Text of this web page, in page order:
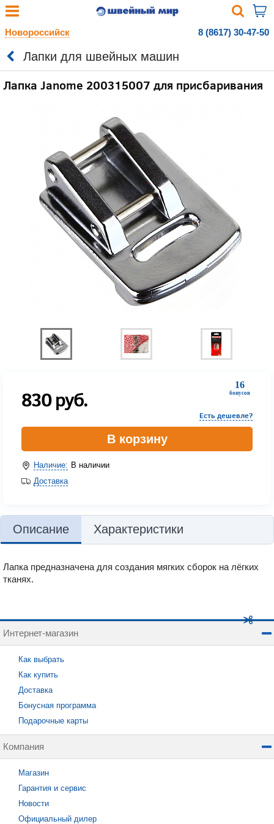
Новороссийск 8 (8617) 30-47-50
Лапки для швейных машин
Лапка Janome 200315007 для присбаривания
16
бонусов
830руб.
Есть дешевле?
В корзину
Наличие: В наличии
Доставка
Описание Характеристики
Лапка предназначена для создания мягких сборок на лёгких
тканях.
Интернет-магазин
Как выбрать
Как купить
Доставка
Бонусная программа
Подарочные карты
Компания
Магазин
Гарантия и сервис
Новости
Официальный дилер